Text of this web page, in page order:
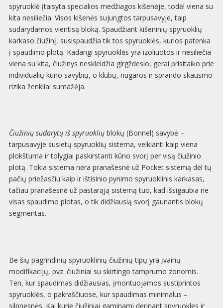
spyruoklė įtaisyta specialios medžiagos kišenėje, todėl viena su
kita nesiliečia. Visos kišenės sujungtos tarpusavyje, taip
sudarydamos vientisą bloką. Spaudžiant kišeninių spyruoklių
karkaso čiužinį, susispaudžia tik tos spyruoklės, kurios patenka
į spaudimo plotą. Kadangi spyruoklės yra izoliuotos ir nesiliečia
viena su kita, čiužinys neskleidžia girgždesio, gerai prisitaiko prie
individualių kūno savybių, o klubų, nugaros ir sprando skausmo
rizika ženkliai sumažėja.
Čiužinių sudarytų iš spyruokliųblokų (Bonnel) savybė –
tarpusavyje susietų spyruoklių sistema, veikianti kaip viena
plokštuma ir tolygiai paskirstanti kūno svorį per visą čiužinio
plotą. Tokia sistema nėra pranašesnė už Pocket sistemą dėl tų
pačių priežasčiu kaip ir ištisinio pynimo spyruoklinis karkasas,
tačiau pranašesnė už pastarąją sistemą tuo, kad išsigaubia ne
visas spaudimo plotas, o tik didžiausią svorį gaunantis blokų
segmentas.
Be šių pagrindinių spyruoklinių čiužinių tipų yra įvairių
modifikacijų, pvz. čiužiniai su skirtingo tamprumo zonomis.
Ten, kur spaudimas didžiausias, įmontuojamos sustiprintos
spyruoklės, o pakraščiuose, kur spaudimas minimalus –
silpnesnės. Kai kurie čiužiniai gaminami derinant spyruokles ir